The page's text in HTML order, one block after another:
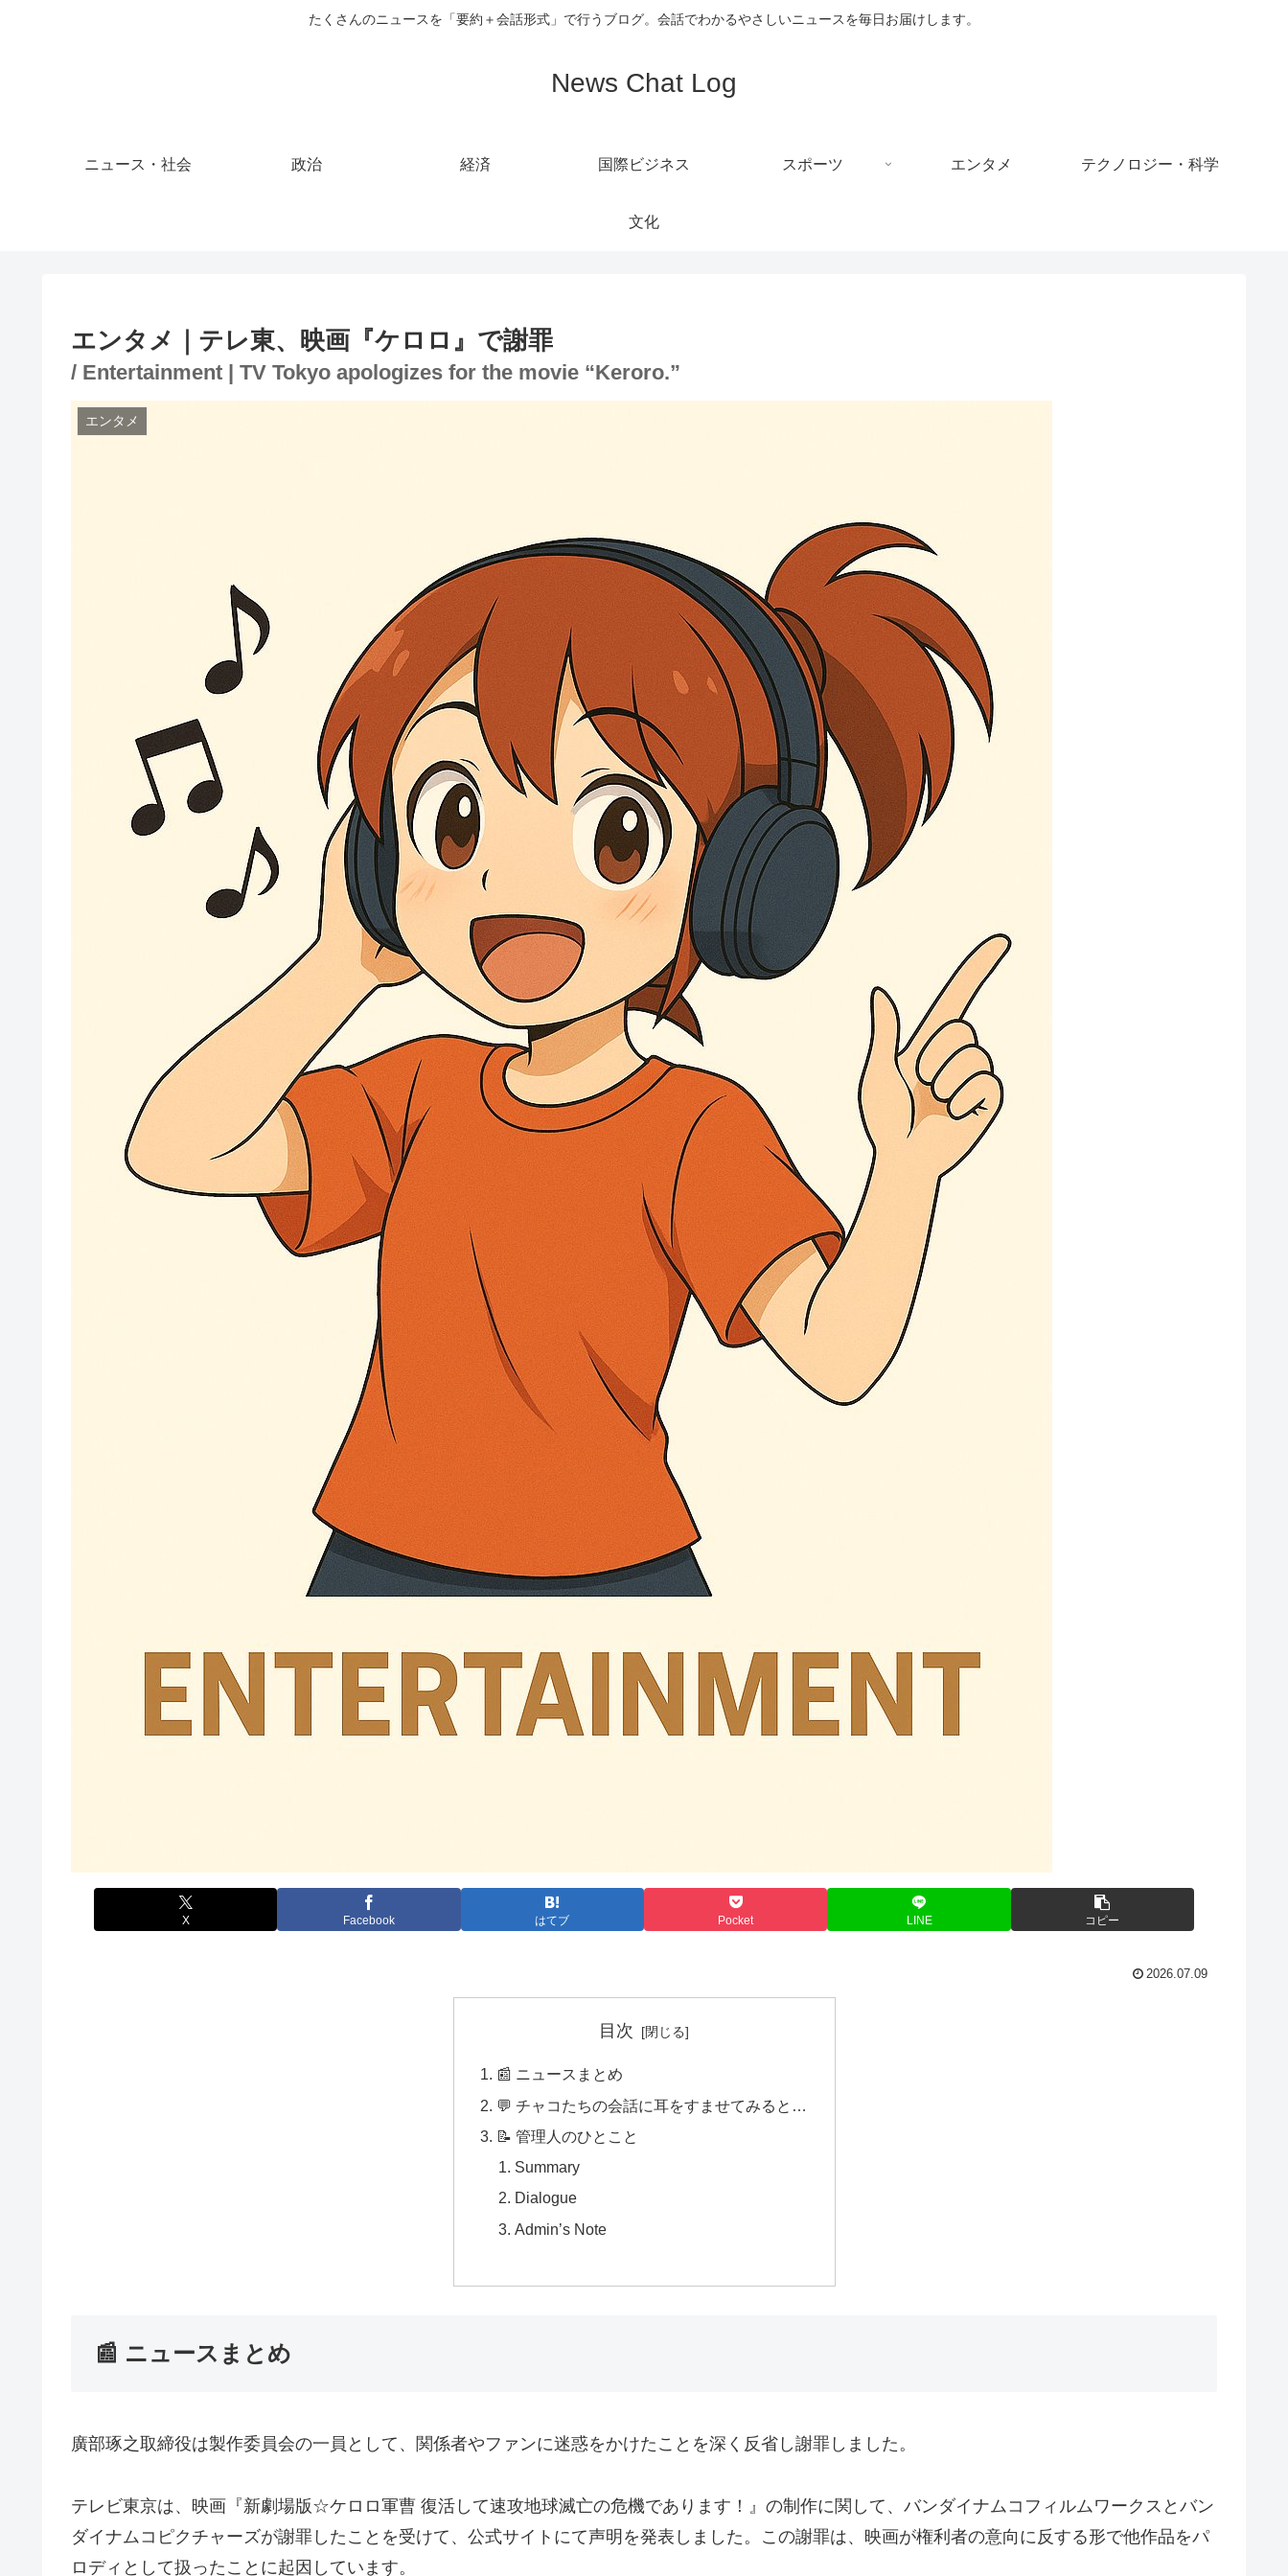
たくさんのニュースを「要約＋会話形式」で行うブログ。会話でわかるやさしいニュースを毎日お届けします。
News Chat Log
ニュース・社会 政治 経済 国際ビジネス スポーツ エンタメ テクノロジー・科学
文化
エンタメ｜テレ東、映画『ケロロ』で謝罪
/ Entertainment | TV Tokyo apologizes for the movie “Keroro.”
エンタメ
X Facebook はてブ Pocket LINE コピー
2026.07.09
目次
📰 ニュースまとめ
💬 チャコたちの会話に耳をすませてみると…
📝 管理人のひとこと
Summary
Dialogue
Admin’s Note
📰 ニュースまとめ
廣部琢之取締役は製作委員会の一員として、関係者やファンに迷惑をかけたことを深く反省し謝罪しました。
テレビ東京は、映画『新劇場版☆ケロロ軍曹 復活して速攻地球滅亡の危機であります！』の制作に関して、バンダイナムコフィルムワークスとバン
ダイナムコピクチャーズが謝罪したことを受けて、公式サイトにて声明を発表しました。この謝罪は、映画が権利者の意向に反する形で他作品をパ
ロディとして扱ったことに起因しています。